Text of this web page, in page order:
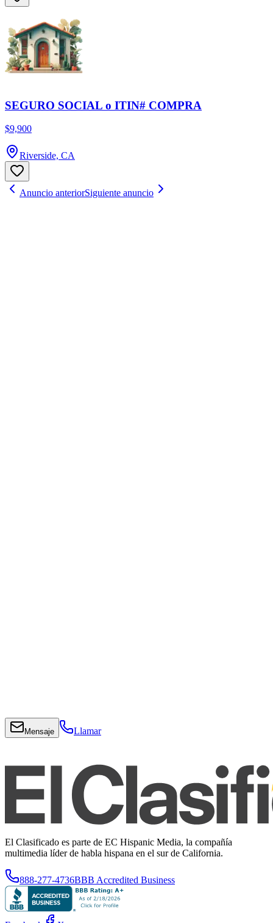
SEGURO SOCIAL o ITIN# COMPRA
$9,900
Riverside, CA
Anuncio anteriorSiguiente anuncio
Mensaje Llamar
El Clasificado es parte de EC Hispanic Media, la compañía
multimedia líder de habla hispana en el sur de California.
888-277-4736BBB Accredited Business